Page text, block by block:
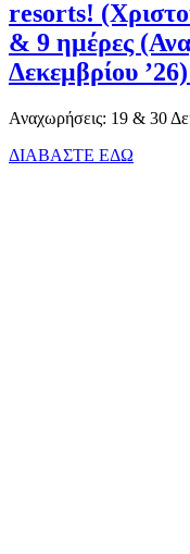
resorts!
& 9 ημέρες
Δεκεμβρίου
Αναχωρήσεις: 19 & 30
ΔΙΑΒΑΣΤΕ ΕΔΩ